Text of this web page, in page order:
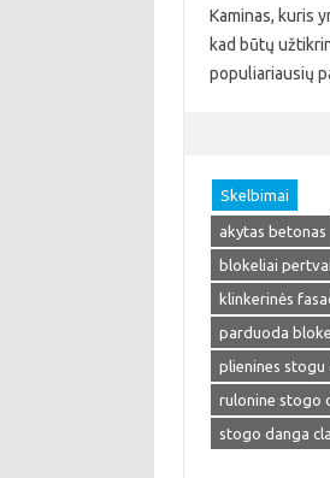
Kaminas, kuris
kad būtų
populiariausių
Skelbimai
akytas betonas
blokeliai
klinkerinės
parduoda
plienines stogu
rulonine stogo
stogo danga